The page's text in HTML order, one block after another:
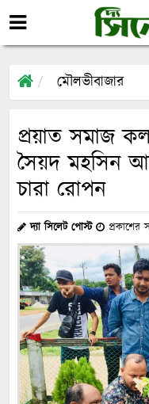
মৌলভীবাজার
প্রয়াত সমাজ
সৈয়দ মহসিন
চারা রোপন
দ্যা সিলেট পোস্ট প্রকাশের